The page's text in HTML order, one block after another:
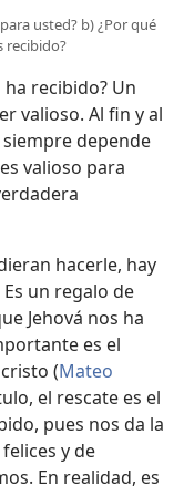
usted? b) ¿Por qué
recibido?
recibido? Un
valioso. Al fin y al
depende
valioso para
hacerle, hay
un regalo de
Jehová nos ha
es el
(Mateo
el rescate es el
pues nos da la
y de
En realidad, es